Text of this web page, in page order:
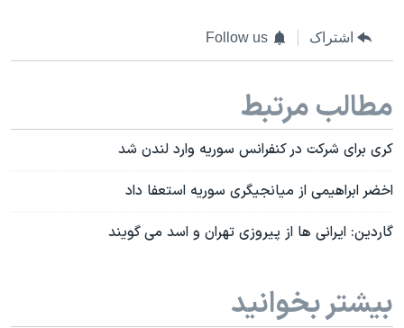
اشتراک Follow us
مطالب مرتبط
کری برای شرکت در کنفرانس سوریه وارد لندن شد
اخضر ابراهیمی از میانجیگری سوریه استعفا داد
گاردین: ایرانی ها از پیروزی تهران و اسد می گویند
بیشتر بخوانید